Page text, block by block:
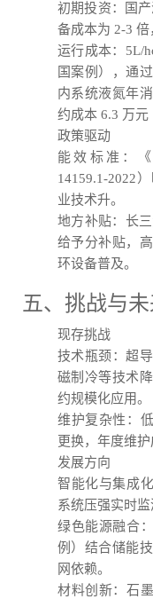
初期投资：国
备成本为 2-3 倍
运行成本：5L/
国案例），通
内系统液氮年
约成本 6.3 万元
政策驱动
能效标准：
14159.1-2022
业技术升。
地方补贴：长
给予分补贴，
环设备普及。
五、挑战与
现存挑战
技术瓶颈：超
磁制冷等技术
约规模化应用。
维护复杂性：
更换，年度维护
发展方向
智能化与集成
系统压强实时监
绿色能源融合
例）结合储能
网依赖。
材料创新：石